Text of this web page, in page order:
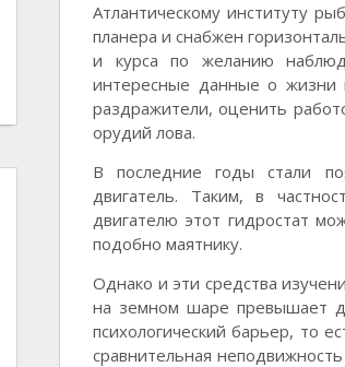
Атлантическому институту
планера и снабжен
и курса по желанию
интересные данные о жизни
раздражители, оценить
орудий лова.
В последние годы стали
двигатель. Таким, в
двигателю этот гидростат
подобно маятнику.
Однако и эти средства
на земном шаре превышает
психологический барьер, то
сравнительная